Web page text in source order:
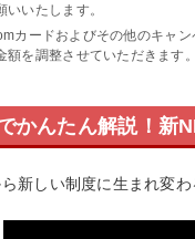
いいたします。
カードおよびその他のキャ
額を調整させていただきます。
かんたん解説！新
新しい制度に生まれ変